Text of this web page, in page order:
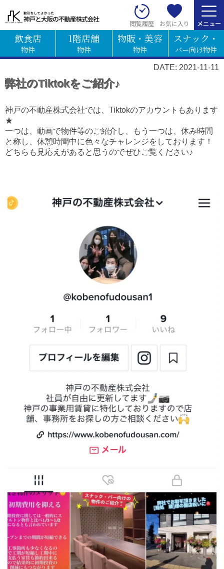
閲覧履歴 お気に入り
飲食店
物件
1階店舗
物件
物販・美容
物件
スナック・
バー向け物件
DATE: 2021-11-11
弊社のTiktokをご紹介♪
神戸の不動産株式会社では、Tiktokのアカウントもあります
★
一つは、動画で物件等のご紹介し、もう一つは、休み時間
と称し、休憩時間中に色々なチャレンジをしております！
どちらも見応えがあると思うのでぜひご覧ください♪